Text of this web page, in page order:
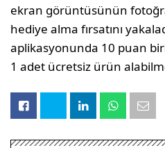
ekran görüntüsünün
hediye alma fırsatını
aplikasyonunda 10 puan
1 adet ücretsiz ürün